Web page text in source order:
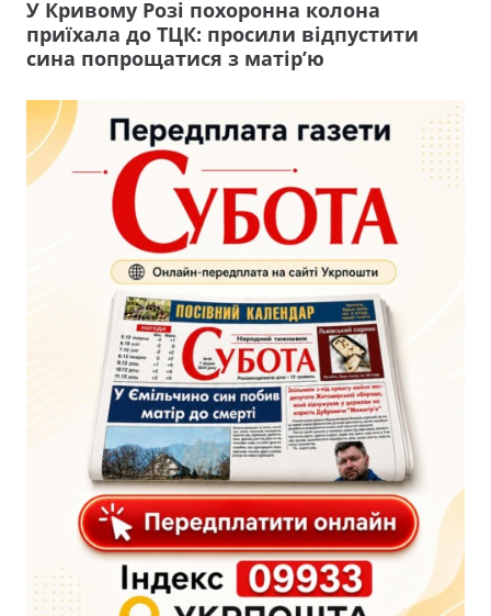
У Кривому Розі похоронна колона
приїхала до ТЦК: просили відпустити
сина попрощатися з матір’ю